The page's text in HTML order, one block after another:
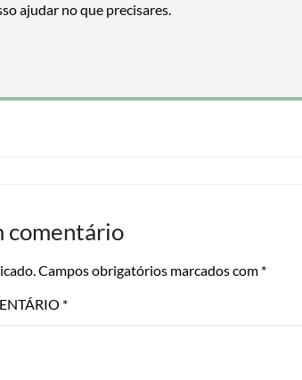
ajudar no que precisares.
comentário
Campos obrigatórios marcados com *
*